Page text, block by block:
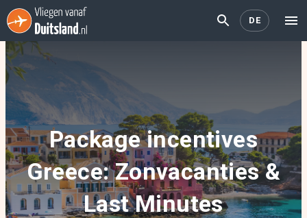
DE
Package incentives
Greece: Zonvacanties &
Last Minutes